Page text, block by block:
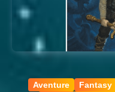
Aventure Fantasy